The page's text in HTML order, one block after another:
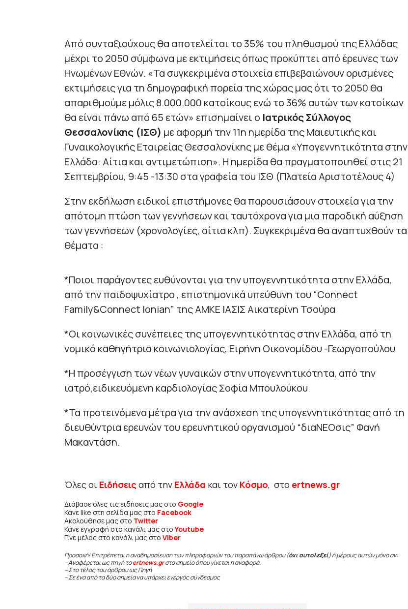
Από συνταξιούχους θα αποτελείται το 35% του πληθυσμού της Ελλάδας
μέχρι το 2050 σύμφωνα με εκτιμήσεις όπως προκύπτει από έρευνες των
Ηνωμένων Εθνών. «Τα συγκεκριμένα στοιχεία επιβεβαιώνουν ορισμένες
εκτιμήσεις για τη δημογραφική πορεία της χώρας μας ότι το 2050 θα
απαριθμούμε μόλις 8.000.000 κατοίκους ενώ το 36% αυτών των κατοίκων
θα είναι πάνω από 65 ετών» επισημαίνει ο Ιατρικός Σύλλογος
Θεσσαλονίκης (ΙΣΘ) με αφορμή την 11η ημερίδα της Μαιευτικής και
Γυναικολογικής Εταιρείας Θεσσαλονίκης με θέμα «Υπογεννητικότητα στην
Ελλάδα: Αίτια και αντιμετώπιση». Η ημερίδα θα πραγματοποιηθεί στις 21
Σεπτεμβρίου, 9:45 -13:30 στα γραφεία του ΙΣΘ (Πλατεία Αριστοτέλους 4)
Στην εκδήλωση ειδικοί επιστήμονες θα παρουσιάσουν στοιχεία για την
απότομη πτώση των γεννήσεων και ταυτόχρονα για μια παροδική αύξηση
των γεννήσεων (χρονολογίες, αίτια κλπ). Συγκεκριμένα θα αναπτυχθούν τα
θέματα :
*Ποιοι παράγοντες ευθύνονται για την υπογεννητικότητα στην Ελλάδα,
από την παιδοψυχίατρο , επιστημονικά υπεύθυνη του “Connect
Family&Connect Ionian” της ΑΜΚΕ ΙΑΣΙΣ Αικατερίνη Τσούρα
*Οι κοινωνικές συνέπειες της υπογεννητικότητας στην Ελλάδα, από τη
νομικό καθηγήτρια κοινωνιολογίας, Ειρήνη Οικονομίδου -Γεωργοπούλου
*Η προσέγγιση των νέων γυναικών στην υπογεννητικότητα, από την
ιατρό,ειδικευόμενη καρδιολογίας Σοφία Μπουλούκου
*Τα προτεινόμενα μέτρα για την ανάσχεση της υπογεννητικότητας από τη
διευθύντρια ερευνών του ερευνητικού οργανισμού “διαΝΕΟσις” Φανή
Μακαντάση.
Όλες οι Ειδήσεις από την Ελλάδα και τον Κόσμο, στο ertnews.gr
Διάβασε όλες τις ειδήσεις μας στο Google
Κάνε like στη σελίδα μας στο Facebook
Ακολούθησε μας στο Twitter
Κάνε εγγραφή στο κανάλι μας στοYoutube
Γίνε μέλος στο κανάλι μας στο Viber
Προσοχή! Επιτρέπεται η αναδημοσίευση των πληροφοριών του παραπάνω άρθρου (όχι αυτολεξεί) ή μέρους αυτών μόνο αν:
– Αναφέρεται ως πηγή τοertnews.gr στο σημείο όπου γίνεται η αναφορά.
– Στο τέλος του άρθρου ως Πηγή
– Σε ένα από τα δύο σημεία να υπάρχει ενεργός σύνδεσμος